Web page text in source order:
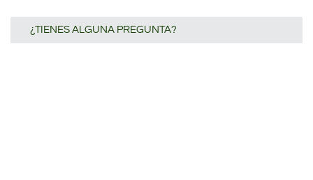
¿TIENES ALGUNA PREGUNTA?